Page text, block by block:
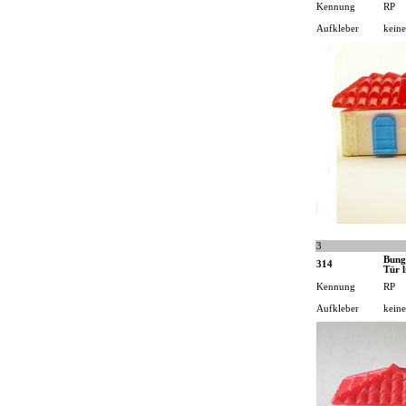
Kennung RP
Aufkleber
3
314
Tür
Kennung
RP
Aufkleber